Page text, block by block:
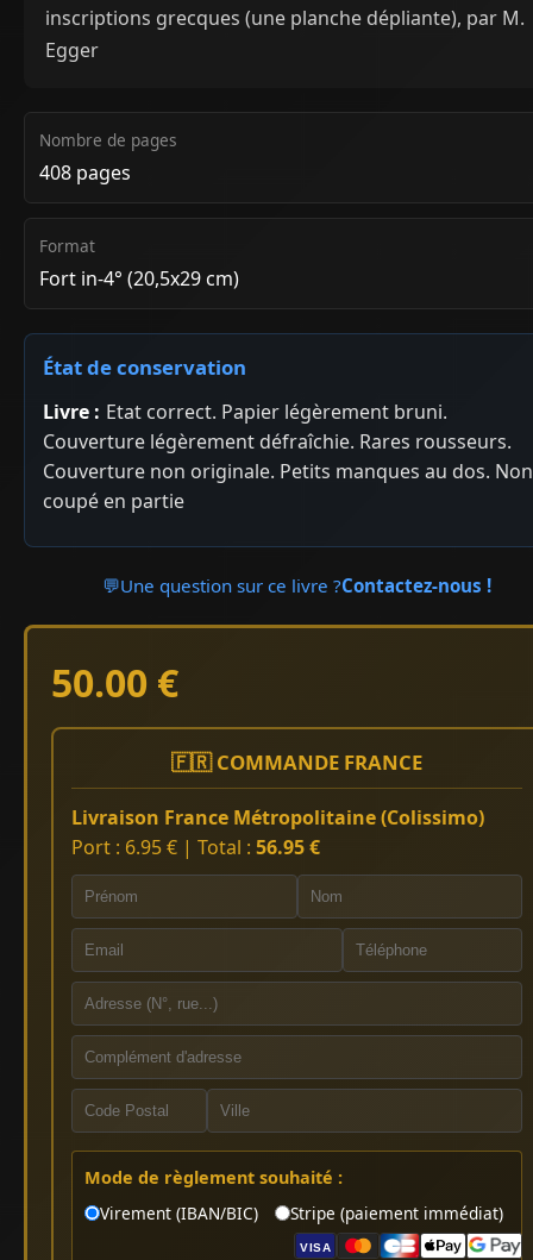
inscriptions grecques (une planche dépliante), par M.
Egger
Nombre de pages
408 pages
Format
Fort in-4° (20,5x29 cm)
État de conservation
Livre : Etat correct. Papier légèrement bruni.
Couverture légèrement défraîchie. Rares rousseurs.
Couverture non originale. Petits manques au dos. Non
coupé en partie
💬Une question sur ce livre ?Contactez-nous !
50.00 €
🇫🇷 COMMANDE FRANCE
Livraison France Métropolitaine (Colissimo)
Port : 6.95 € | Total : 56.95 €
Mode de règlement souhaité :
Virement (IBAN/BIC)
Stripe (paiement immédiat)
VISA